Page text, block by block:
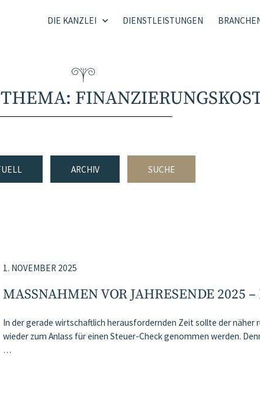
DIE KANZLEI DIENSTLEISTUNGEN
ARCHIV SUCHE
1. NOVEMBER 2025
MASSNAHMEN VOR JAHRESENDE 2025 –
In der gerade wirtschaftlich herausfordernden Zeit sollte der näher
wieder zum Anlass für einen Steuer-Check genommen werden.
…